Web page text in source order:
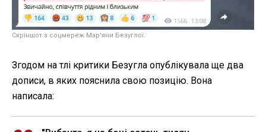
Скріншот з соцмереж Мар'яни Безуглої.
Згодом на тлі критики Безугла опублікувала ще два
дописи, в яких пояснила свою позицію. Вона
написала: